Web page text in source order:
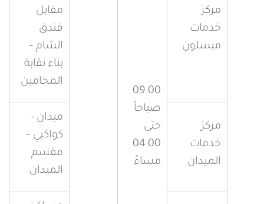
مركز
خدمات
ميسلون
09:00
صباحاً
حتى
04:00
مساءً
مقابل
فندق
الشام –
بناء نقابة
المحامين
مركز
خدمات
الميدان
ميدان -
كواكبي –
مقسم
الميدان